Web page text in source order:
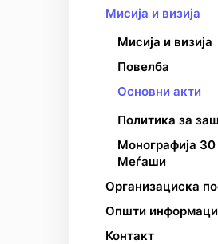
Мисија и визија
Мисија и визија
Повелба
Основни акти
Политика за
Монографија
Меѓаши
Организациска
Општи
Контакт